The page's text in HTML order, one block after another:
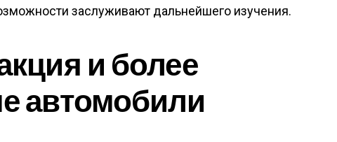
заслуживают дальнейшего изучения.
и более
автомобили